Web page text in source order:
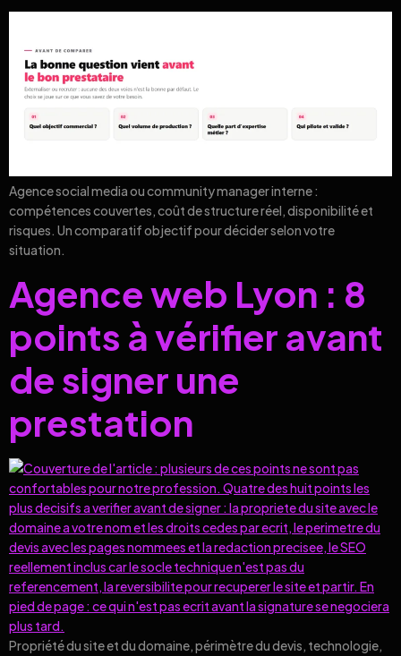
Agence social media ou community manager interne :
compétences couvertes, coût de structure réel, disponibilité et
risques. Un comparatif objectif pour décider selon votre
situation.
Agence web Lyon : 8
points à vérifier avant
de signer une
prestation
Propriété du site et du domaine, périmètre du devis, technologie,